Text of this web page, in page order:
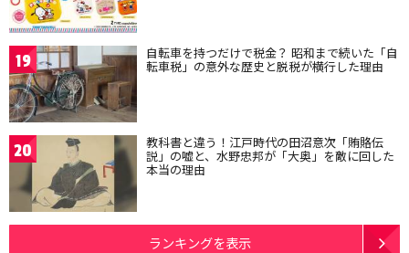
19 自転車を持つだけで税金？ 昭和まで続いた「自
転車税」の意外な歴史と脱税が横行した理由
20 教科書と違う！江戸時代の田沼意次「賄賂伝
説」の嘘と、水野忠邦が「大奥」を敵に回した
本当の理由
ランキングを表示